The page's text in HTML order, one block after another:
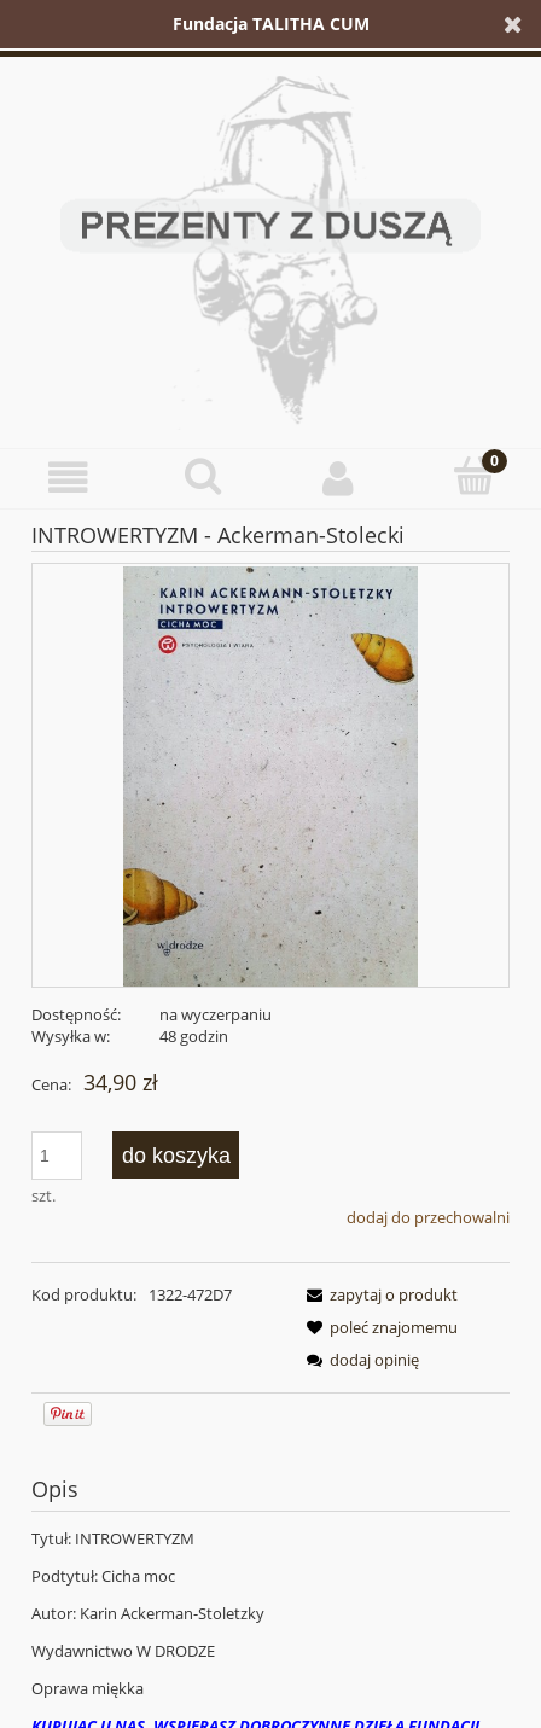
Fundacja TALITHA CUM
INTROWERTYZM - Ackerman-Stolecki
Dostępność:
na wyczerpaniu
Wysyłka w:
48 godzin
Cena: 34,90 zł
szt.
do koszyka
dodaj do przechowalni
Kod produktu: 1322-472D7
zapytaj o produkt
poleć znajomemu
dodaj opinię
Opis
Tytuł: INTROWERTYZM
Podtytuł: Cicha moc
Autor: Karin Ackerman-Stoletzky
Wydawnictwo W DRODZE
Oprawa miękka